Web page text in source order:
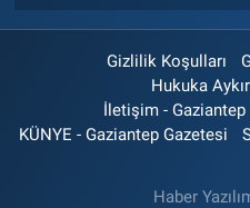
Gizlilik Koşulları
Hukuka
İletişim -
KÜNYE - Gaziantep Gazetesi
Haber